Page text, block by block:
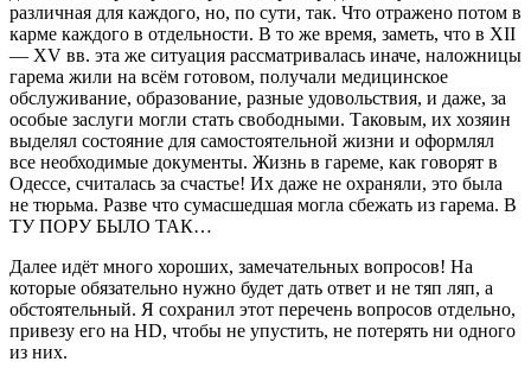
различная для каждого, но, по сути, так. Что отражено потом в
карме каждого в отдельности. В то же время, заметь, что в XII
— XV вв. эта же ситуация рассматривалась иначе, наложницы
гарема жили на всём готовом, получали медицинское
обслуживание, образование, разные удовольствия, и даже, за
особые заслуги могли стать свободными. Таковым, их хозяин
выделял состояние для самостоятельной жизни и оформлял
все необходимые документы. Жизнь в гареме, как говорят в
Одессе, считалась за счастье! Их даже не охраняли, это была
не тюрьма. Разве что сумасшедшая могла сбежать из гарема. В
ТУ ПОРУ БЫЛО ТАК…
Далее идёт много хороших, замечательных вопросов! На
которые обязательно нужно будет дать ответ и не тяп ляп, а
обстоятельный. Я сохранил этот перечень вопросов отдельно,
привезу его на HD, чтобы не упустить, не потерять ни одного
из них.